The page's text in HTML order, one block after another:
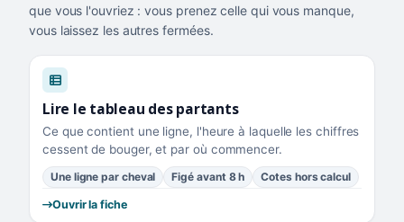
que vous l'ouvriez : vous prenez celle qui vous manque,
vous laissez les autres fermées.
Lire le tableau des partants
Ce que contient une ligne, l'heure à laquelle les chiffres
cessent de bouger, et par où commencer.
Une ligne par cheval Figé avant 8 h Cotes hors calcul
Ouvrir la fiche